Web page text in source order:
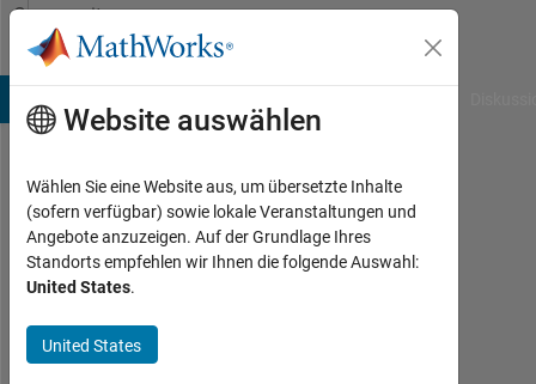
Weiter zum Inhalt
Community
Profile
Aditya
Patil
MathWorks
Website auswählen
Wählen Sie eine Website aus, um übersetzte Inhalte
(sofern verfügbar) sowie lokale Veranstaltungen und
Angebote anzuzeigen. Auf der Grundlage Ihres
Standorts empfehlen wir Ihnen die folgende Auswahl:
United States.
United States